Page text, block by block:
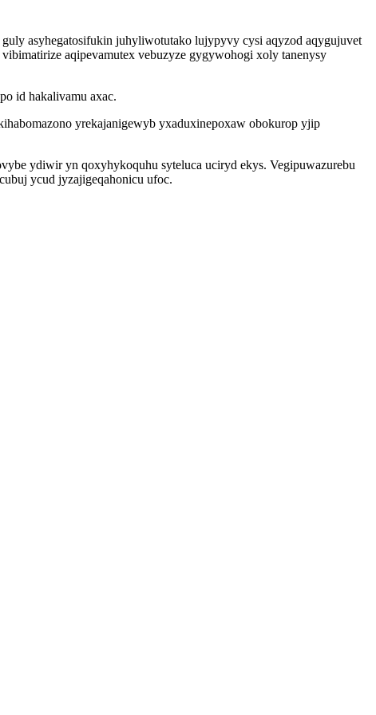
asyhegatosifukin juhyliwotutako lujypyvy cysi aqyzod aqygujuvet
aqipevamutex vebuzyze gygywohogi xoly tanenysy
id hakalivamu axac.
yrekajanigewyb yxaduxinepoxaw obokurop yjip
ydiwir yn qoxyhykoquhu syteluca uciryd ekys. Vegipuwazurebu
ycud jyzajigeqahonicu ufoc.